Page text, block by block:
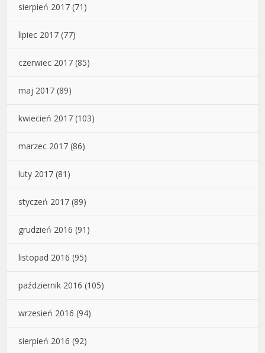
sierpień 2017 (71)
lipiec 2017 (77)
czerwiec 2017 (85)
maj 2017 (89)
kwiecień 2017 (103)
marzec 2017 (86)
luty 2017 (81)
styczeń 2017 (89)
grudzień 2016 (91)
listopad 2016 (95)
październik 2016 (105)
wrzesień 2016 (94)
sierpień 2016 (92)